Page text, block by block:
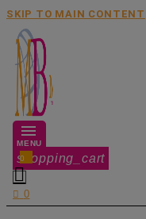
SKIP TO MAIN CONTENT
MENU
shopping_cart
0

 0